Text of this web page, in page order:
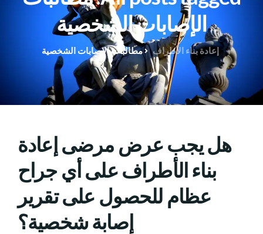
الإصابات الشخصية
إعادة بناء الأطراف مطالبات الإصابات الشخصية
هل يجب عرض مرضى إعادة
بناء الأطراف على أي جراح
عظام للحصول على تقرير
إصابة شخصية؟